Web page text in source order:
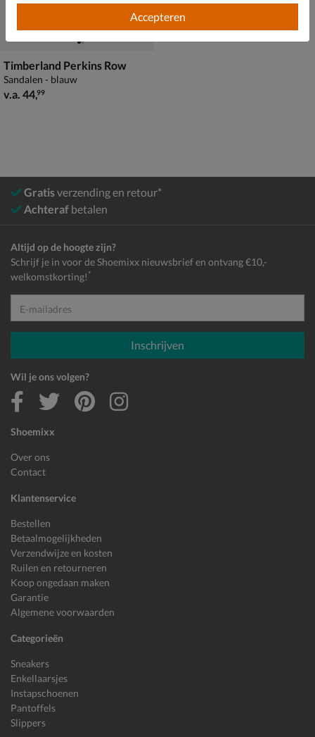
Timberland Perkins Row
Sandalen - blauw
vanaf € 44,99
v.a. 44,99
Gratisverzending en retour*
Achteraf betalen
Shoemixx
Over ons
Contact
Klantenservice
Bestellen
Betaalmogelijkheden
Verzendwijze en kosten
Ruilen en retourneren
Koop ongedaan maken
Garantie
Algemene voorwaarden
Categorieën
Sneakers
Enkellaarsjes
Instapschoenen
Pantoffels
Slippers
Altijd op de hoogte zijn?
Schrijf je in voor de Shoemixx nieuwsbrief en ontvang €10,-
welkomstkorting! *
E-mailadres
Inschrijven
Wil je ons volgen?
Accepteren